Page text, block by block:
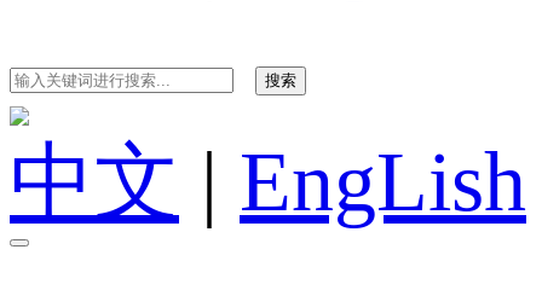
中文 | EngLish